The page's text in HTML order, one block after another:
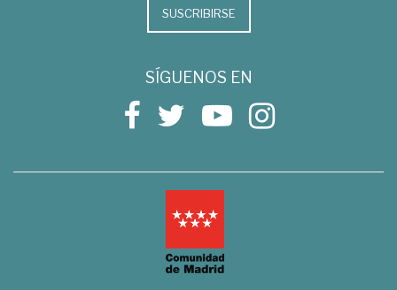
SUSCRIBIRSE
SÍGUENOS EN